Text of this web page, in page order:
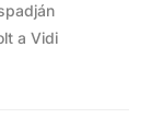
a Vidi